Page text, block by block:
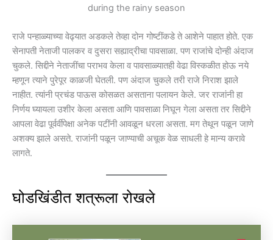
during the rainy season
राजे पन्हाळ्याच्या वेढ्यात अडकले तेव्हा दोन गोष्टींकडे ते आशेने पाहात होते. एक
सेनापती नेताजी पालकर व दुसरा सह्याद्रीचा पावसाळा. पण राजांचे दोन्ही अंदाज
चुकले. सिद्दीने नेताजींचा पराभव केला व पावसाळ्यातही वेढा विस्कळीत होऊ नये
म्हणून त्याने पुरेपूर काळजी घेतली. पण अंदाज चुकले तरी राजे निराश झाले
नाहीत. त्यांनी प्रचंड पाऊस कोसळत असताना पलायन केले. जर राजांनी हा
निर्णय घ्यायला उशीर केला असता आणि पावसाळा निघून गेला असता तर सिद्दीने
आपला वेढा पूर्वर्वीपेक्षा अनेक पटींनी आवळून धरला असता. मग तेथून पळून जाणे
अशक्य झाले असते. राजांनी पळून जाण्याची अचूक वेळ साधली हे मान्य करावे
लागते.
घोडखिंडीत शत्रूला रोखले